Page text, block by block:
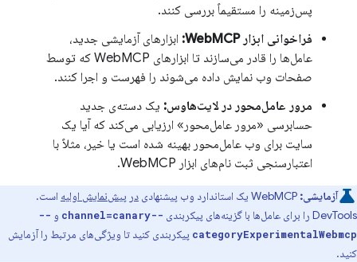
پس‌زمینه را مستقیماً بررسی کنند.
فراخوانی ابزار WebMCP:
ابزارهای آزمایشی جدید،
عامل‌ها را قادر می‌سازند تا ابزارهای WebMCP که توسط
صفحات وب نمایش داده می‌شوند را فهرست و اجرا کنند.
مرور عامل‌محور در لایت‌هاوس: یک دسته‌ی جدید
حسابرسی «مرور عامل‌محور» ارزیابی می‌کند که آیا یک
سایت برای وب عامل‌محور بهینه شده است یا خیر، مثلاً با
اعتبارسنجی ثبت نام‌های ابزار WebMCP.
آزمایشی: WebMCP یک استاندارد وب پیشنهادی در پیش‌نمایش اولیه است.
DevTools را برای عامل‌ها با گزینه‌های پیکربندی
--channel=canary و --
categoryExperimentalWebmcp پیکربندی کنید تا ویژگی‌های مرتبط را آزمایش
کنید.